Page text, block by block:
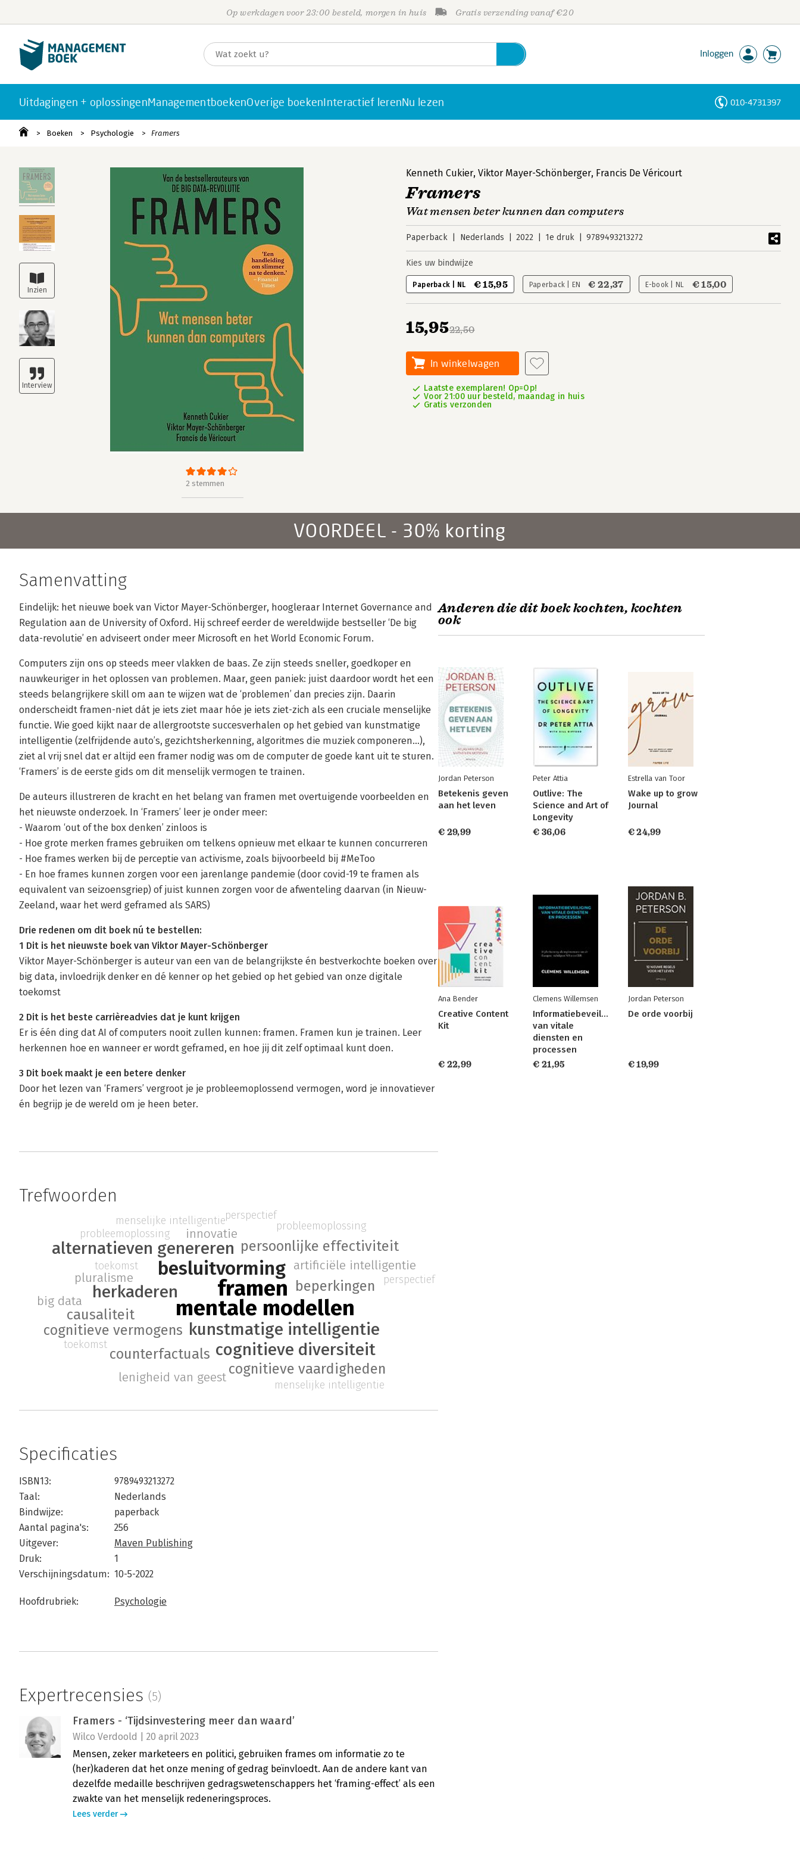
Op werkdagen voor 23:00 besteld, morgen in huis Gratis verzending vanaf €20
Inloggen
Uitdagingen + oplossingenManagementboekenOverige boekenInteractief lerenNu lezen 010-4731397
Boeken Psychologie Framers
2 stemmen
Kenneth Cukier, Viktor Mayer-Schönberger, Francis De Véricourt
Framers
Wat mensen beter kunnen dan computers
Paperback Nederlands 2022 1e druk 9789493213272
Kies uw bindwijze
Paperback | NL € 15,95 Paperback | EN € 22,37 E-book | NL € 15,00
22,50
15,95
In winkelwagen
Laatste exemplaren! Op=Op!
Voor 21:00 uur besteld, maandag in huis
Gratis verzonden
VOORDEEL - 30% korting
Samenvatting
Eindelijk: het nieuwe boek van Victor Mayer-Schönberger, hoogleraar Internet Governance and
Regulation aan de University of Oxford. Hij schreef eerder de wereldwijde bestseller ‘De big
data-revolutie’ en adviseert onder meer Microsoft en het World Economic Forum.
Computers zijn ons op steeds meer vlakken de baas. Ze zijn steeds sneller, goedkoper en
nauwkeuriger in het oplossen van problemen. Maar, geen paniek: juist daardoor wordt het een
steeds belangrijkere skill om aan te wijzen wat de ‘problemen’ dan precies zijn. Daarin
onderscheidt framen-niet dát je iets ziet maar hóe je iets ziet-zich als een cruciale menselijke
functie. Wie goed kijkt naar de allergrootste succesverhalen op het gebied van kunstmatige
intelligentie (zelfrijdende auto’s, gezichtsherkenning, algoritmes die muziek componeren…),
ziet al vrij snel dat er altijd een framer nodig was om de computer de goede kant uit te sturen.
‘Framers’ is de eerste gids om dit menselijk vermogen te trainen.
De auteurs illustreren de kracht en het belang van framen met overtuigende voorbeelden en
het nieuwste onderzoek. In ‘Framers’ leer je onder meer:
- Waarom ‘out of the box denken’ zinloos is
- Hoe grote merken frames gebruiken om telkens opnieuw met elkaar te kunnen concurreren
- Hoe frames werken bij de perceptie van activisme, zoals bijvoorbeeld bij #MeToo
- En hoe frames kunnen zorgen voor een jarenlange pandemie (door covid-19 te framen als
equivalent van seizoensgriep) of juist kunnen zorgen voor de afwenteling daarvan (in Nieuw-
Zeeland, waar het werd geframed als SARS)
Drie redenen om dit boek nú te bestellen:
1 Dit is het nieuwste boek van Viktor Mayer-Schönberger
Viktor Mayer-Schönberger is auteur van een van de belangrijkste én bestverkochte boeken over
big data, invloedrijk denker en dé kenner op het gebied op het gebied van onze digitale
toekomst
2 Dit is het beste carrièreadvies dat je kunt krijgen
Er is één ding dat AI of computers nooit zullen kunnen: framen. Framen kun je trainen. Leer
herkennen hoe en wanneer er wordt geframed, en hoe jij dit zelf optimaal kunt doen.
3 Dit boek maakt je een betere denker
Door het lezen van ‘Framers’ vergroot je je probleemoplossend vermogen, word je innovatiever
én begrijp je de wereld om je heen beter.
Trefwoorden
framen
mentale modellen
besluitvorming
kunstmatige intelligentie
herkaderen
cognitieve diversiteit
alternatieven genereren persoonlijke effectiviteit
cognitieve vermogens
counterfactuals
cognitieve vaardigheden
beperkingen
causaliteit
artificiële intelligentie
lenigheid van geest
pluralisme
big data
innovatie
probleemoplossing
menselijke intelligentie
toekomst
perspectief
probleemoplossing
menselijke intelligentie
toekomst
perspectief
Specificaties
ISBN13:
9789493213272
Taal:
Nederlands
Bindwijze:
paperback
Aantal pagina's:
256
Uitgever:
Maven Publishing
Druk:
1
Verschijningsdatum: 10-5-2022
Hoofdrubriek: Psychologie
Expertrecensies (5)
Framers - ‘Tijdsinvestering meer dan waard’
Wilco Verdoold | 20 april 2023
Mensen, zeker marketeers en politici, gebruiken frames om informatie zo te
(her)kaderen dat het onze mening of gedrag beïnvloedt. Aan de andere kant van
dezelfde medaille beschrijven gedragswetenschappers het ‘framing-effect’ als een
zwakte van het menselijk redeneringsproces.
Lees verder
Anderen die dit boek kochten, kochten
ook
Jordan Peterson
Betekenis geven
aan het leven
€ 29,99
Peter Attia
Outlive: The
Science and Art of
Longevity
€ 36,06
Estrella van Toor
Wake up to grow
Journal
€ 24,99
Ana Bender
Creative Content
Kit
€ 22,99
Clemens Willemsen
Informatiebeveiliging
van vitale
diensten en
processen
€ 21,95
Jordan Peterson
De orde voorbij
€ 19,99
Personen